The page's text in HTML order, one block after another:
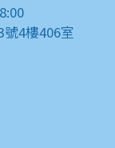
4樓406室